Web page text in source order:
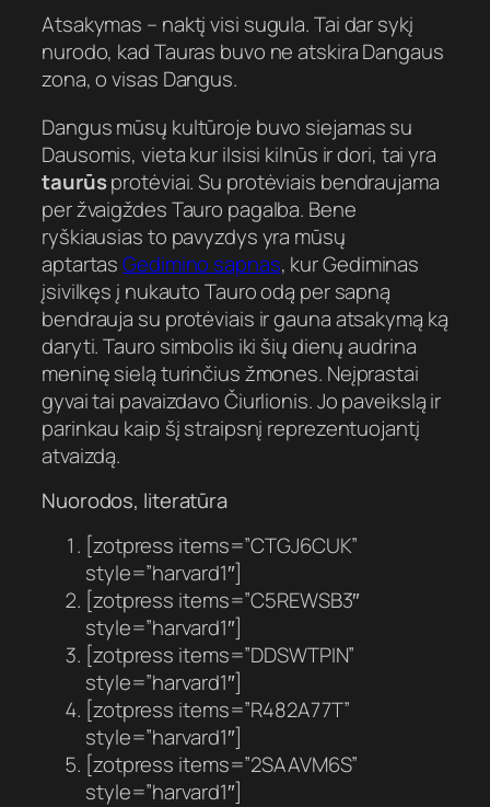
Atsakymas – naktį visi sugula. Tai dar sykį
nurodo, kad Tauras buvo ne atskira Dangaus
zona, o visas Dangus.
Dangus mūsų kultūroje buvo siejamas su
Dausomis, vieta kur ilsisi kilnūs ir dori, tai yra
taurūsprotėviai. Su protėviais bendraujama
per žvaigždes Tauro pagalba. Bene
ryškiausias to pavyzdys yra mūsų
aptartasGedimino sapnas, kur Gediminas
įsivilkęs į nukauto Tauro odą per sapną
bendrauja su protėviais ir gauna atsakymą ką
daryti. Tauro simbolis iki šių dienų audrina
meninę sielą turinčius žmones. Neįprastai
gyvai tai pavaizdavo Čiurlionis. Jo paveikslą ir
parinkau kaip šį straipsnį reprezentuojantį
atvaizdą.
Nuorodos, literatūra
[zotpress items=”CTGJ6CUK”
style=”harvard1″]
[zotpress items=”C5REWSB3″
style=”harvard1″]
[zotpress items=”DDSWTPIN”
style=”harvard1″]
[zotpress items=”R482A77T”
style=”harvard1″]
[zotpress items=”2SAAVM6S”
style=”harvard1″]